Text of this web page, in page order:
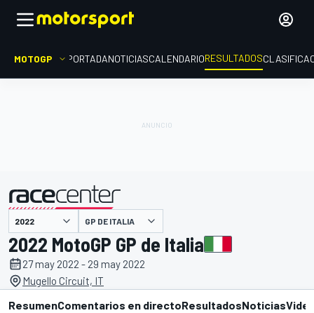
MOTOGP PORTADANOTICIASCALENDARIORESULTADOS
presentado por GP DE ITALIA
2022 MotoGP GP de Italia
27 may 2022 - 29 may 2022
Mugello Circuit, IT
ResumenComentarios en directoResultadosNoticias